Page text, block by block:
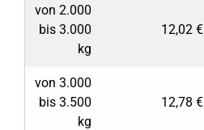
von 2.000
bis 3.000
kg
12,02 €
von 3.000
bis 3.500
kg
12,78 €